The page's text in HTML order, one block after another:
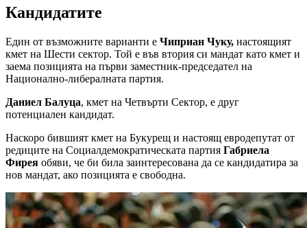
Кандидатите
Един от възможните варианти е Чиприан Чуку, настоящият
кмет на Шести сектор. Той е във втория си мандат като кмет и
заема позицията на първи заместник-председател на
Национално-либералната партия.
Даниел Балуца, кмет на Четвърти Сектор, е друг
потенциален кандидат.
Наскоро бившият кмет на Букурещ и настоящ евродепутат от
редиците на Социалдемократическата партия Габриела
Фирея обяви, че би била заинтересована да се кандидатира за
нов мандат, ако позицията е свободна.